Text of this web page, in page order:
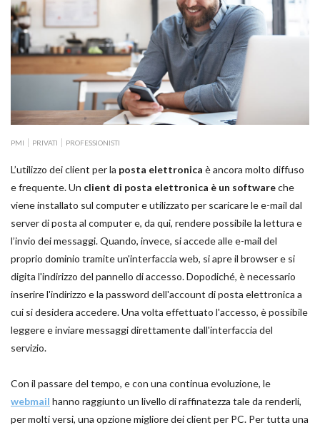
PMI PRIVATI PROFESSIONISTI
L’utilizzo dei client per la posta elettronica è ancora molto diffuso
e frequente. Un client di posta elettronica è un softwareche
viene installato sul computer e utilizzato per scaricare le e-mail dal
server di posta al computer e, da qui, rendere possibile la lettura e
l’invio dei messaggi. Quando, invece, si accede alle e-mail del
proprio dominio tramite un'interfaccia web, si apre il browser e si
digita l'indirizzo del pannello di accesso. Dopodiché, è necessario
inserire l'indirizzo e la password dell'account di posta elettronica a
cui si desidera accedere. Una volta effettuato l'accesso, è possibile
leggere e inviare messaggi direttamente dall'interfaccia del
servizio.
Con il passare del tempo, e con una continua evoluzione, le
webmail hanno raggiunto un livello di raffinatezza tale da renderli,
per molti versi, una opzione migliore dei client per PC. Per tutta una